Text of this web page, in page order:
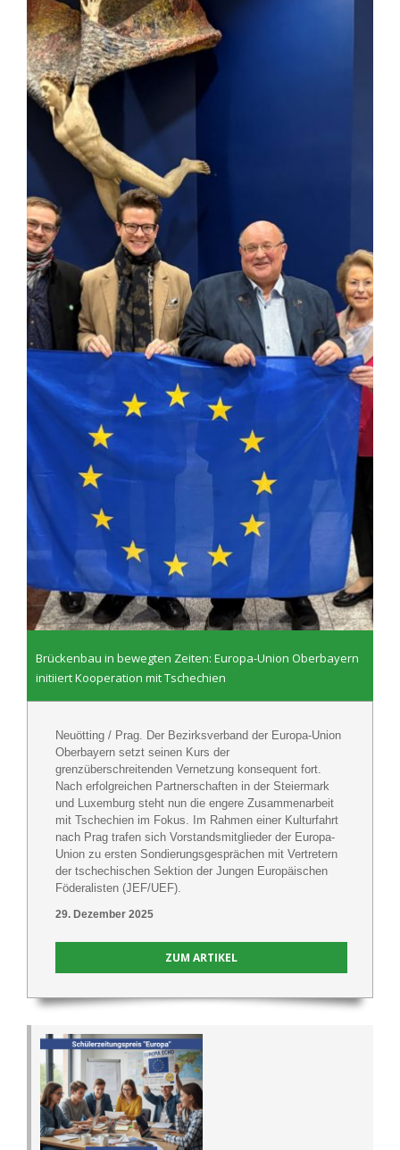
Brückenbau in bewegten Zeiten: Europa-Union Oberbayern
initiiert Kooperation mit Tschechien
Neuötting / Prag. Der Bezirksverband der Europa-Union
Oberbayern setzt seinen Kurs der
grenzüberschreitenden Vernetzung konsequent fort.
Nach erfolgreichen Partnerschaften in der Steiermark
und Luxemburg steht nun die engere Zusammenarbeit
mit Tschechien im Fokus. Im Rahmen einer Kulturfahrt
nach Prag trafen sich Vorstandsmitglieder der Europa-
Union zu ersten Sondierungsgesprächen mit Vertretern
der tschechischen Sektion der Jungen Europäischen
Föderalisten (JEF/UEF).
29. Dezember 2025
ZUM ARTIKEL